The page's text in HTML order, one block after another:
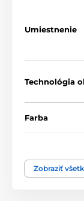
Kvalita je pre
Umiestnenie
Technológia
Farba
Zobraziť